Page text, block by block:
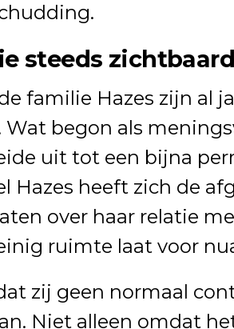
steeds
familie Hazes zijn al
begon als
uit tot een bijna
Hazes heeft zich de
over haar relatie
ruimte laat voor
zij geen normaal
Niet alleen omdat